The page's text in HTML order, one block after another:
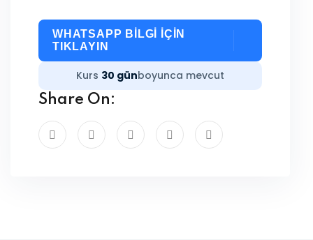
WHATSAPP BİLGİ İÇİN
TIKLAYIN
Kurs 30 günboyunca mevcut
Share On: